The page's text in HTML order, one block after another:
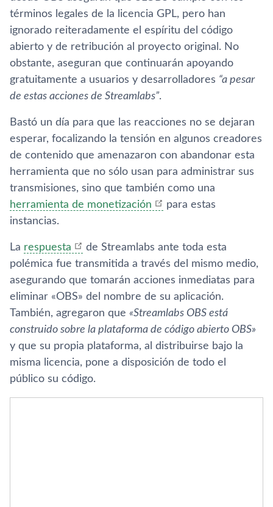
términos legales de la licencia GPL, pero han
ignorado reiteradamente el espíritu del código
abierto y de retribución al proyecto original. No
obstante, aseguran que continuarán apoyando
gratuitamente a usuarios y desarrolladores “a pesar
de estas acciones de Streamlabs”.
Bastó un día para que las reacciones no se dejaran
esperar, focalizando la tensión en algunos creadores
de contenido que amenazaron con abandonar esta
herramienta que no sólo usan para administrar sus
transmisiones, sino que también como una
herramienta de monetización
para estas
instancias.
La respuesta
de Streamlabs ante toda esta
polémica fue transmitida a través del mismo medio,
asegurando que tomarán acciones inmediatas para
eliminar «OBS» del nombre de su aplicación.
También, agregaron que «Streamlabs OBS está
construido sobre la plataforma de código abierto OBS»
y que su propia plataforma, al distribuirse bajo la
misma licencia, pone a disposición de todo el
público su código.